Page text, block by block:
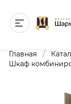
Главная /
Шкаф